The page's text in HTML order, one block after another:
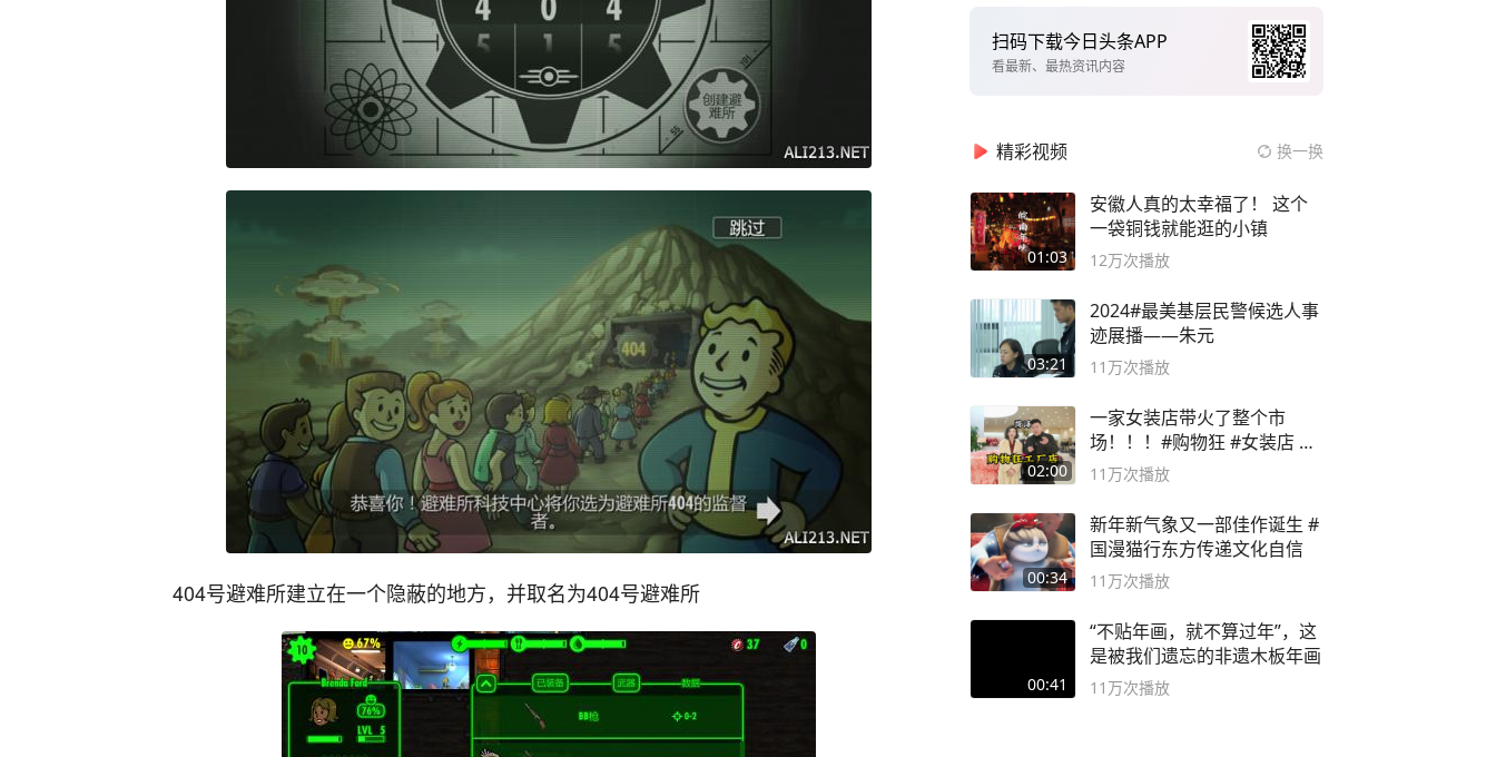
404号避难所建立在一个隐蔽的地方，并取名为404号避难所
扫码下载今日头条APP
看最新、最热资讯内容
精彩视频 换一换
01:03
安徽人真的太幸福了！ 这个
一袋铜钱就能逛的小镇
12万次播放
03:21
2024#最美基层民警候选人事
迹展播——朱元
11万次播放
02:00
一家女装店带火了整个市
场！！！#购物狂 #女装店 #
高品质女装
11万次播放
00:34
新年新气象又一部佳作诞生 #
国漫猫行东方传递文化自信
11万次播放
00:41
“不贴年画，就不算过年”，这
是被我们遗忘的非遗木板年画
11万次播放